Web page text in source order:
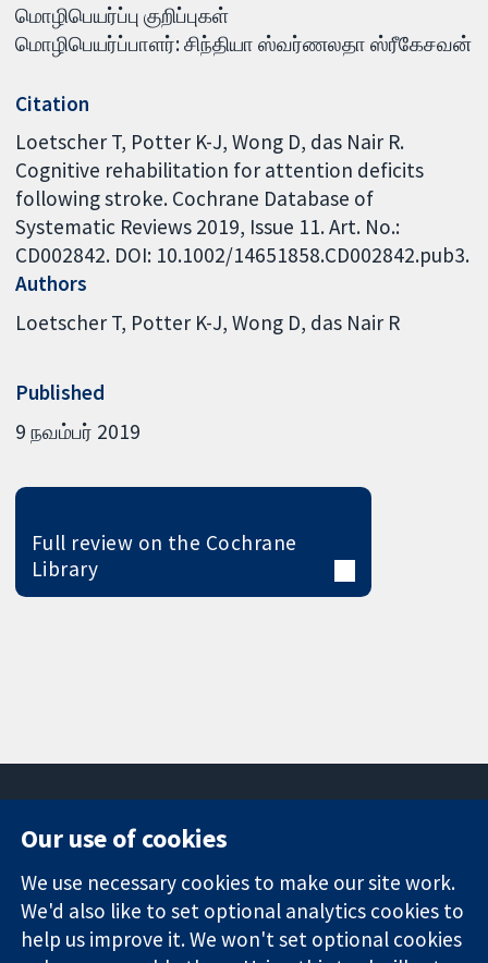
மொழிபெயர்ப்பு குறிப்புகள்
மொழிபெயர்ப்பாளர்: சிந்தியா ஸ்வர்ணலதா ஸ்ரீகேசவன்
Citation
Loetscher T, Potter K-J, Wong D, das Nair R.
Cognitive rehabilitation for attention deficits
following stroke. Cochrane Database of
Systematic Reviews 2019, Issue 11. Art. No.:
CD002842. DOI: 10.1002/14651858.CD002842.pub3.
Authors
Loetscher T Potter K-J Wong D das Nair R
Published
9 நவம்பர் 2019
Full review on the Cochrane
Library
Trusted
evidence.
Informed
Square
London
W1G 0AN
ஐக்கிய
News
Press office
About us
Jobs
Our use of cookies
We use necessary cookies to make our site work.
We'd also like to set optional analytics cookies to
help us improve it. We won't set optional cookies